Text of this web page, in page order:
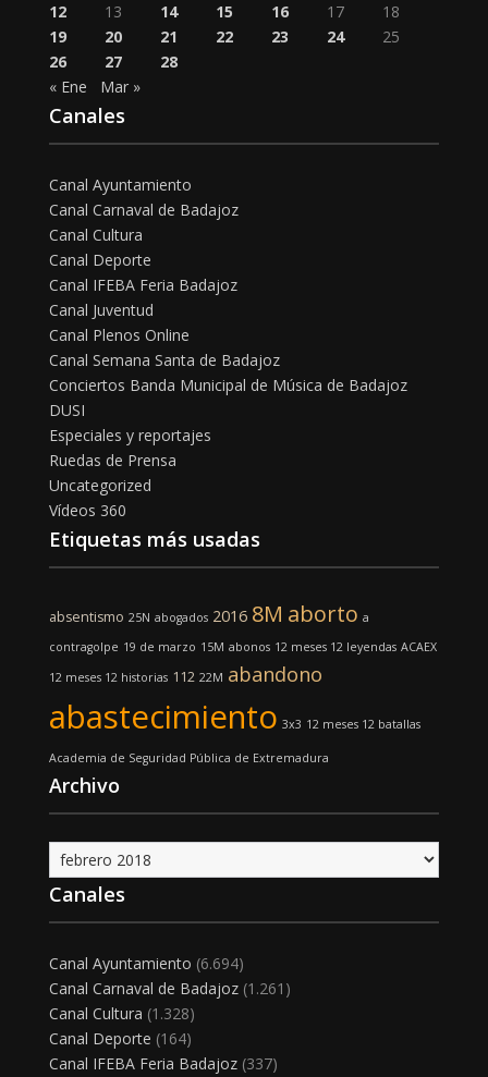
12
13 14 15 16 17
18
19
20 21 22 23 24
25
26
27
28
« Ene
Mar »
Canales
Canal Ayuntamiento
Canal Carnaval de Badajoz
Canal Cultura
Canal Deporte
Canal IFEBA Feria Badajoz
Canal Juventud
Canal Plenos Online
Canal Semana Santa de Badajoz
Conciertos Banda Municipal de Música de Badajoz
DUSI
Especiales y reportajes
Ruedas de Prensa
Uncategorized
Vídeos 360
Etiquetas más usadas
absentismo 25N abogados 2016 8M aborto a
contragolpe 19 de marzo 15M abonos 12 meses 12 leyendas ACAEX
12 meses 12 historias 112 22M abandono
abastecimiento 3x3 12 meses 12 batallas
Academia de Seguridad Pública de Extremadura
Archivo
Archivo
Canales
Canal Ayuntamiento (6.694)
Canal Carnaval de Badajoz(1.261)
Canal Cultura (1.328)
Canal Deporte (164)
Canal IFEBA Feria Badajoz(337)